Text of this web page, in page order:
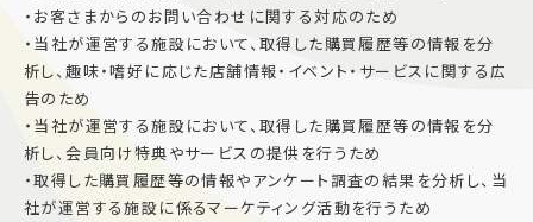
・お客さまからのお問い合わせに関する対応のため
・当社が運営する施設において、取得した購買履歴等の情報を分
析し、趣味・嗜好に応じた店舗情報・イベント・サービスに関する広
告のため
・当社が運営する施設において、取得した購買履歴等の情報を分
析し、会員向け特典やサービスの提供を行うため
・取得した購買履歴等の情報やアンケート調査の結果を分析し、当
社が運営する施設に係るマーケティング活動を行うため